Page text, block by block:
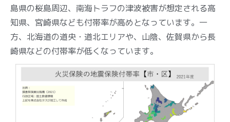
島県の桜島周辺、南海トラフの津波被害が想定される高
知県、宮崎県なども付帯率が高めとなっています。一
方、北海道の道央・道北エリアや、山陰、佐賀県から長
崎県などの付帯率が低くなっています。